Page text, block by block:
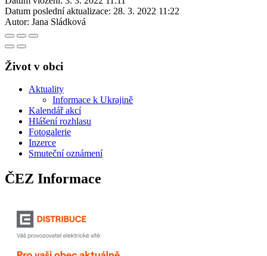
Datum poslední aktualizace: 28. 3. 2022 11:22
Autor: Jana Sládková
Život v obci
Aktuality
Informace k Ukrajině
Kalendář akcí
Hlášení rozhlasu
Fotogalerie
Inzerce
Smuteční oznámení
ČEZ Informace